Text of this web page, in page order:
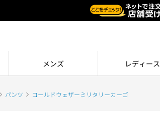
メンズ レディース
パンツ コールドウェザーミリタリーカーゴ